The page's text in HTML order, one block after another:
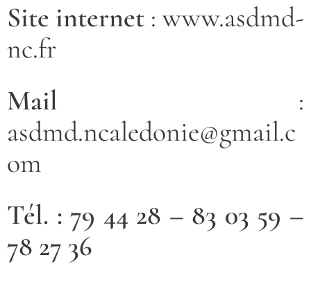
Site internet : www.asdmd-
nc.fr
Mail :
asdmd.ncaledonie@gmail.c
om
Tél. : 79 44 28 – 83 03 59 –
78 27 36